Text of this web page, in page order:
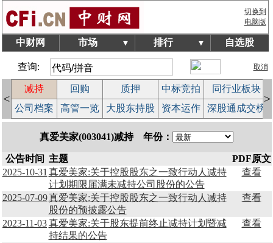
切换到
电脑版
中财网 市场 ▼ 排行 ▼ 自选股
查询: 取消
<
减持 回购 质押 中标竞拍
同行业板块
公司档案 高管一览 大股东持股 资本运作 深股通成交榜
>
真爱美家(003041)减持 年份：
公告时间 主题
PDF原文
2025-10-31 真爱美家:关于控股股东之一致行动人减持
计划期限届满未减持公司股份的公告
查看
2025-07-09真爱美家:关于控股股东之一致行动人减持
股份的预披露公告
查看
2023-11-03真爱美家:关于股东提前终止减持计划暨减
持结果的公告
查看